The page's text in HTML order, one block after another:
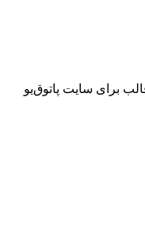
برای سایت پاتوق‌یو